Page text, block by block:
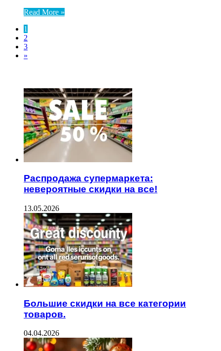
Read More »
1
2
3
»
Распродажа супермаркета:
невероятные скидки на все!
13.05.2026
Большие скидки на все категории
товаров.
04.04.2026